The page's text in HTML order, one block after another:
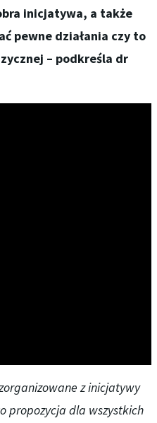
inicjatywa, a także
pewne działania czy to
– podkreśla dr
z inicjatywy
propozycja dla wszystkich